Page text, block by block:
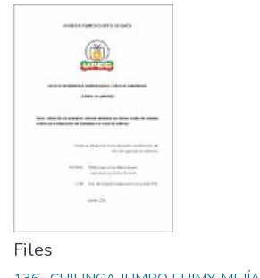
Files